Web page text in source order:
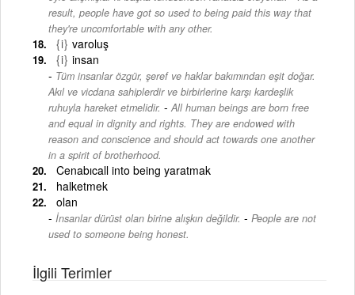
result, people have got so used to being paid this way that
they're uncomfortable with any other.
{i} varoluş
{i} insan
Tüm insanlar özgür, şeref ve haklar bakımından eşit doğar.
Akıl ve vicdana sahiplerdir ve birbirlerine karşı kardeşlik
ruhuyla hareket etmelidir. - All human beings are born free
and equal in dignity and rights. They are endowed with
reason and conscience and should act towards one another
in a spirit of brotherhood.
Cenabıcall into being yaratmak
halketmek
olan
İnsanlar dürüst olan birine alışkın değildir. - People are not
used to someone being honest.
İlgili Terimler